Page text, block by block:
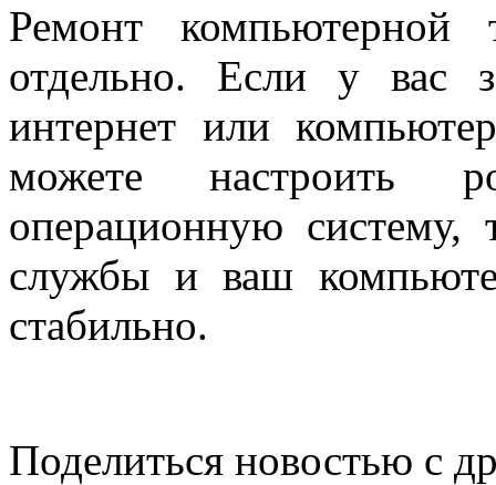
Ремонт компьютерной
отдельно. Если у вас
интернет или
можете настроить
операционную систему,
службы и ваш
стабильно.
Поделиться новостью с